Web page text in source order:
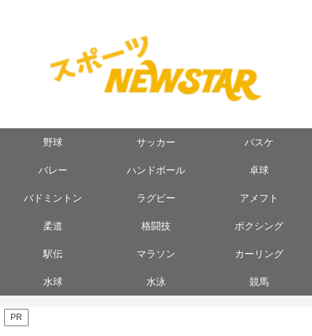
野球 サッカー バスケ
バレー ハンドボール 卓球
バドミントン ラグビー アメフト
柔道 格闘技 ボクシング
駅伝 マラソン カーリング
水球 水泳 競馬
PR